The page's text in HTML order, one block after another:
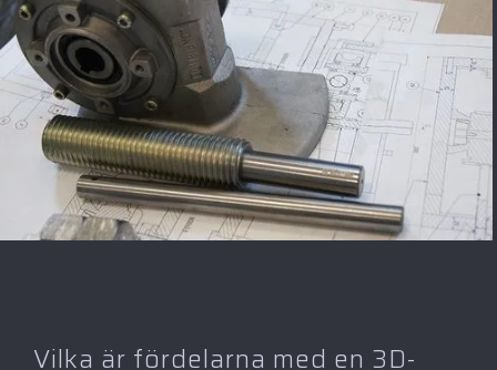
Vilka är fördelarna med en 3D-